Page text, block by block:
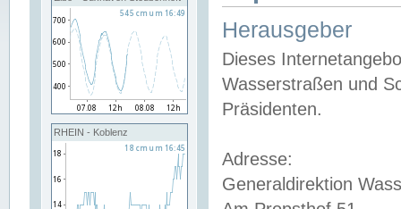
RHEIN - Koblenz
Herausgeber
Dieses
Wasserstraßen und
Präsidenten.
Adresse:
Generaldirektion